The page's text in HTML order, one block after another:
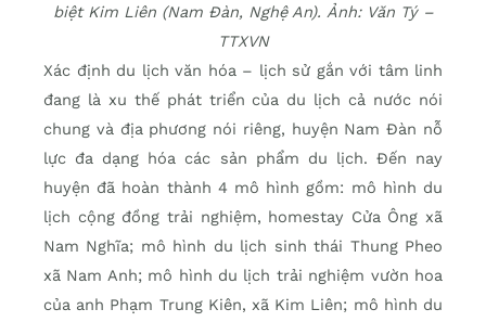
biệt Kim Liên (Nam Đàn, Nghệ An). Ảnh: Văn Tý –
TTXVN
Xác định du lịch văn hóa – lịch sử gắn với tâm linh
đang là xu thế phát triển của du lịch cả nước nói
chung và địa phương nói riêng, huyện Nam Đàn nỗ
lực đa dạng hóa các sản phẩm du lịch. Đến nay
huyện đã hoàn thành 4 mô hình gồm: mô hình du
lịch cộng đồng trải nghiệm, homestay Cửa Ông xã
Nam Nghĩa; mô hình du lịch sinh thái Thung Pheo
xã Nam Anh; mô hình du lịch trải nghiệm vườn hoa
của anh Phạm Trung Kiên, xã Kim Liên; mô hình du